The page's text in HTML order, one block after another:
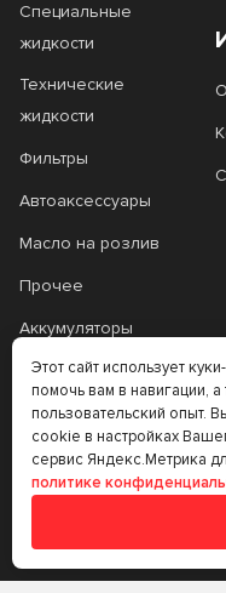
Специальные
жидкости
Технические
жидкости
Фильтры
Автоаксессуары
Масло на розлив
Прочее
Аккумуляторы
Прочее
Трансмиссионные
масла
Аккумуляторы
Этот сайт использует
помочь вам в навигации,
пользовательский опыт.
cookie в настройках
сервис Яндекс.Метрика
политике